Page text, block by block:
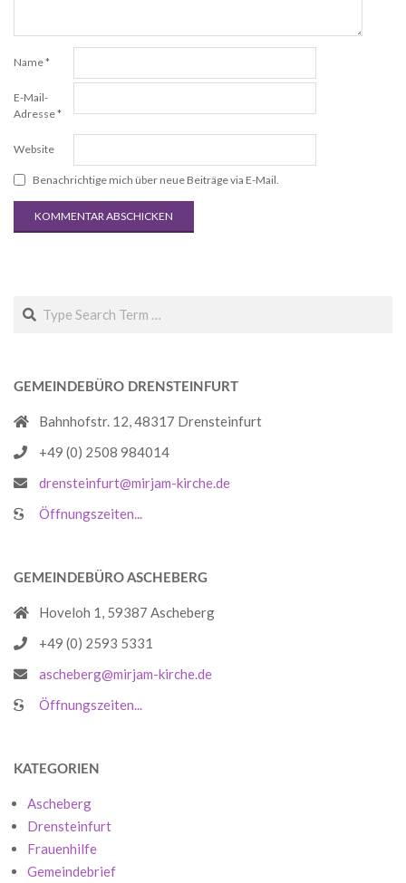
Name*
E-Mail-
Adresse*
Website
Benachrichtige mich über neue Beiträge via E-Mail.
GEMEINDEBÜRO DRENSTEINFURT
Bahnhofstr. 12, 48317 Drensteinfurt
+49 (0) 2508 984014
drensteinfurt@mirjam-kirche.de
Öffnungszeiten...
GEMEINDEBÜRO ASCHEBERG
Hoveloh 1, 59387 Ascheberg
+49 (0) 2593 5331
ascheberg@mirjam-kirche.de
Öffnungszeiten...
KATEGORIEN
Ascheberg
Drensteinfurt
Frauenhilfe
Gemeindebrief